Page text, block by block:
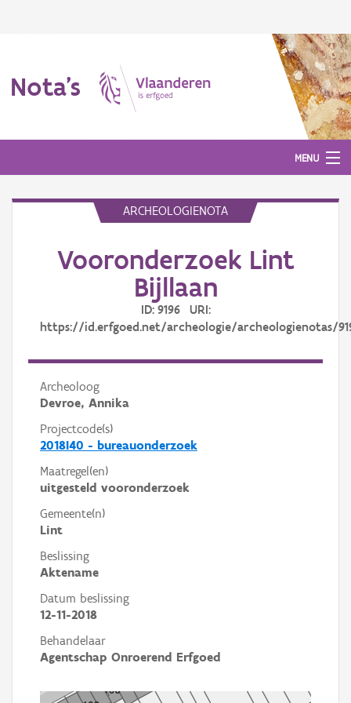
Nota's
MENU
Aanmelden
ARCHEOLOGIENOTA
Vooronderzoek Lint
Bijllaan
ID: 9196 URI:
https://id.erfgoed.net/archeologie/archeologienotas/
Archeoloog
Devroe, Annika
Projectcode(s)
2018I40 - bureauonderzoek
Maatregel(en)
uitgesteld vooronderzoek
Gemeente(n)
Lint
Beslissing
Aktename
Datum beslissing
12-11-2018
Behandelaar
Agentschap Onroerend Erfgoed